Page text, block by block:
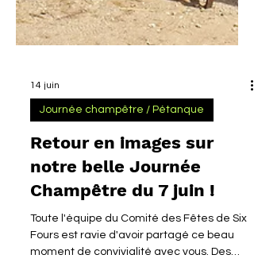
14 juin
Retour en images sur
notre belle Journée
Champêtre du 7 juin !
Toute l'équipe du Comité des Fêtes de Six